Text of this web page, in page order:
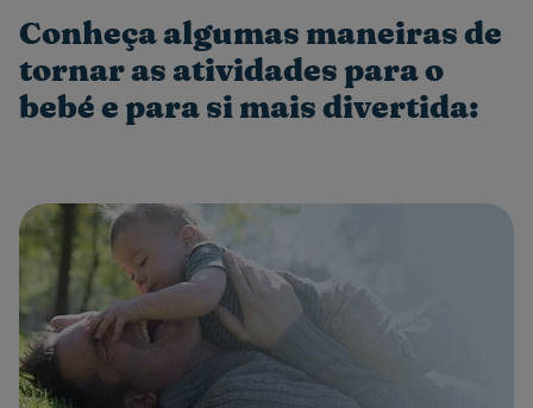
Conheça algumas maneiras de
tornar as atividades para o
bebé e para si mais divertida: